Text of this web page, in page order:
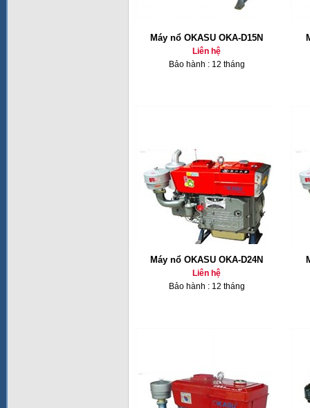
Máy nổ OKASU OKA-D15N
Liên hệ
Bảo hành : 12 tháng
Máy nổ OKASU OKA-D24N
Liên hệ
Bảo hành : 12 tháng